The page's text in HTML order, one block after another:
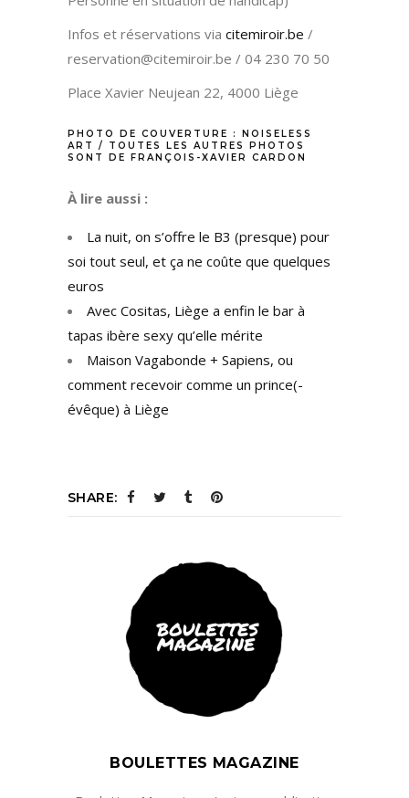
Infos et réservations via citemiroir.be /
reservation@citemiroir.be / 04 230 70 50
Place Xavier Neujean 22, 4000 Liège
PHOTO DE COUVERTURE : NOISELESS
ART / TOUTES LES AUTRES PHOTOS
SONT DE FRANÇOIS-XAVIER CARDON
À lire aussi :
La nuit, on s’offre le B3 (presque) pour
soi tout seul, et ça ne coûte que quelques
euros
Avec Cositas, Liège a enfin le bar à
tapas ibère sexy qu’elle mérite
Maison Vagabonde + Sapiens, ou
comment recevoir comme un prince(-
évêque) à Liège
SHARE:
BOULETTES MAGAZINE